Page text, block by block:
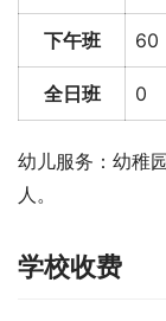
下午班 60
全日班 0
幼儿服务：幼稚
人。
学校收费